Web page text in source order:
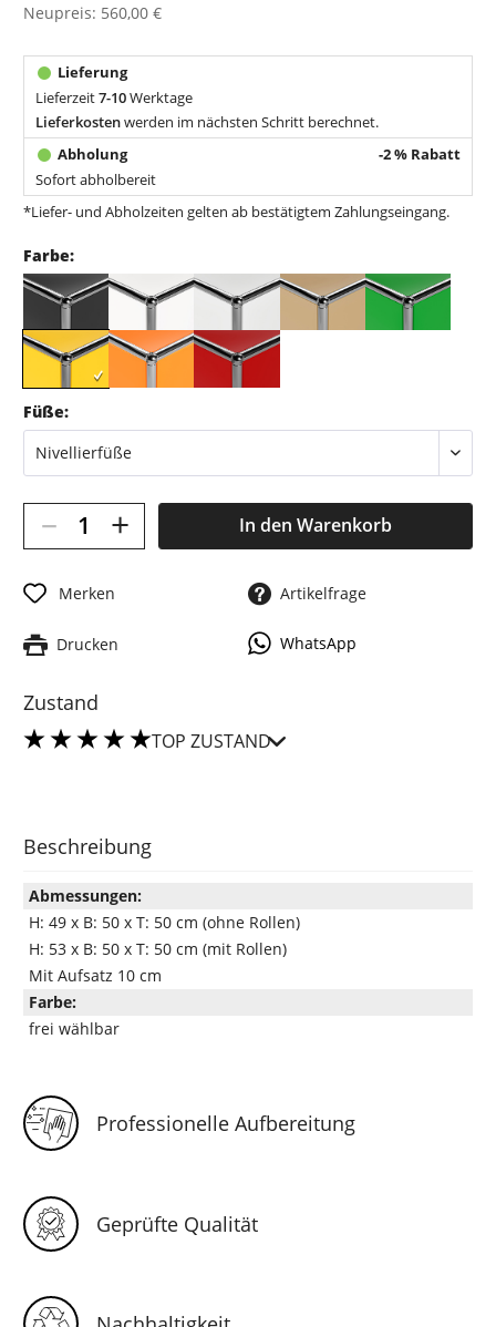
Neupreis: 560,00 €
Lieferzeit7-10Werktage
Lieferkostenwerden im nächsten Schritt berechnet.
-2 % Rabatt
Sofort abholbereit
*Liefer- und Abholzeiten gelten ab bestätigtem Zahlungseingang.
Farbe:
Füße:
– + In den Warenkorb
Merken Artikelfrage
Drucken WhatsApp
Zustand
TOP ZUSTAND
Beschreibung
Abmessungen:
H: 49 x B: 50 x T: 50 cm (ohne Rollen)
H: 53 x B: 50 x T: 50 cm (mit Rollen)
Mit Aufsatz 10 cm
Farbe:
frei wählbar
Professionelle Aufbereitung
Geprüfte Qualität